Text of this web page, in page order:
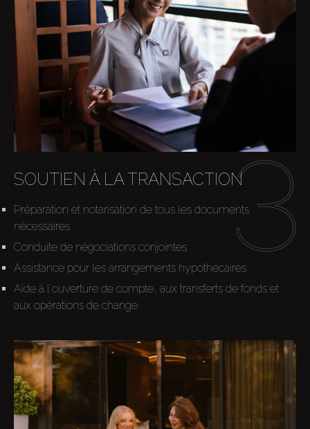
SOUTIEN À LA TRANSACTION
Préparation et notarisation de tous les documents
nécessaires
Conduite de négociations conjointes
Assistance pour les arrangements hypothécaires
Aide à l'ouverture de compte, aux transferts de fonds et
aux opérations de change